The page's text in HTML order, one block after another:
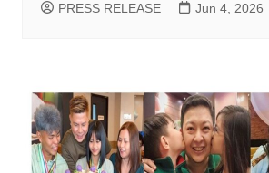
PRESS RELEASE Jun 4, 2026